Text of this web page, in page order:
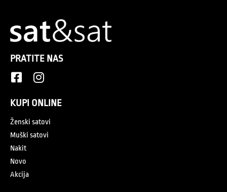
PRATITE NAS
KUPI ONLINE
Ženski satovi
Muški satovi
Nakit
Novo
Akcija